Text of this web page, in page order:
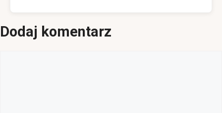
Dodaj komentarz